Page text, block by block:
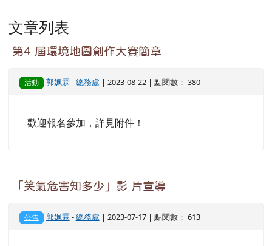
文章列表
第4 屆環境地圖創作大賽簡章
活動 郭姵霖-總務處 | 2023-08-22 | 點閱數： 380
歡迎報名參加，詳見附件！
「笑氣危害知多少」影 片宣導
公告 郭姵霖-總務處 | 2023-07-17 | 點閱數： 613